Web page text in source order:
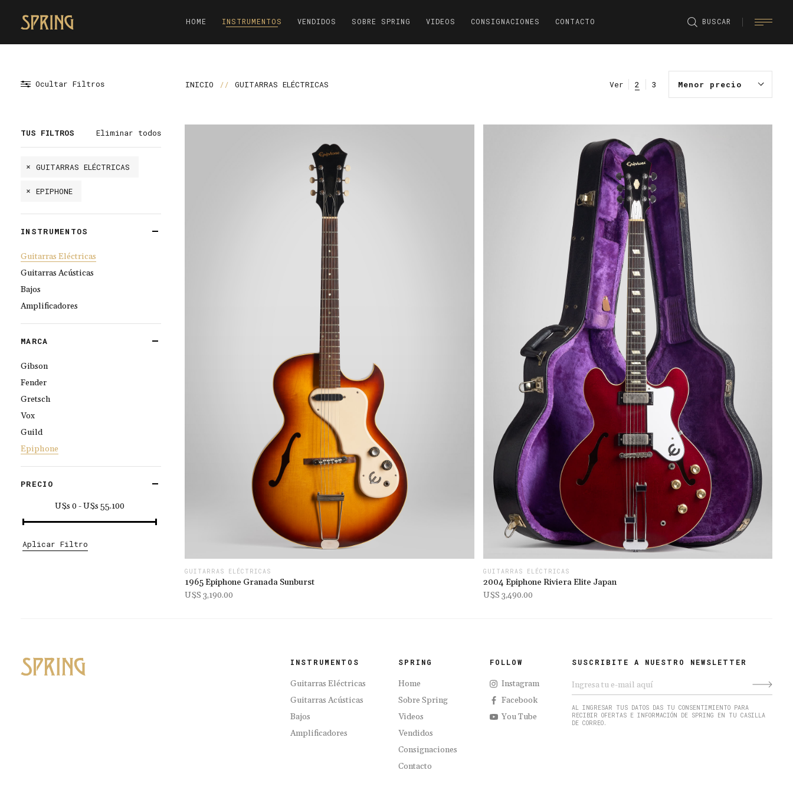
HOME INSTRUMENTOS VENDIDOS SOBRE SPRING VIDEOS CONSIGNACIONES CONTACTO BUSCAR
Ocultar Filtros INICIO // GUITARRAS ELÉCTRICAS Ver 2 3 Menor precio
TUS FILTROS Eliminar todos
GUITARRAS ELÉCTRICAS
EPIPHONE
INSTRUMENTOS
Guitarras Eléctricas
Guitarras Acústicas
Bajos
Amplificadores
MARCA
Gibson
Fender
Gretsch
Vox
Guild
Epiphone
PRECIO
U$s 0 - U$s 55.100
Aplicar Filtro
GUITARRAS ELÉCTRICAS
1965 Epiphone Granada Sunburst
U$s 3,190.00
GUITARRAS ELÉCTRICAS
2004 Epiphone Riviera Elite Japan
U$s 3,490.00
INSTRUMENTOS
Guitarras Eléctricas
Guitarras Acústicas
Bajos
Amplificadores
SPRING
Home
Sobre Spring
Videos
Vendidos
Consignaciones
Contacto
FOLLOW
Instagram
Facebook
You Tube
SUSCRIBITE A NUESTRO NEWSLETTER
AL INGRESAR TUS DATOS DAS TU CONSENTIMIENTO PARA
RECIBIR OFERTAS E INFORMACIÓN DE SPRING EN TU CASILLA
DE CORREO.